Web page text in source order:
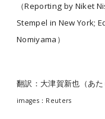
（Reporting by Niket
Stempel in New York;
Nomiyama）
翻訳：大津賀新也（あた
images：Reuters